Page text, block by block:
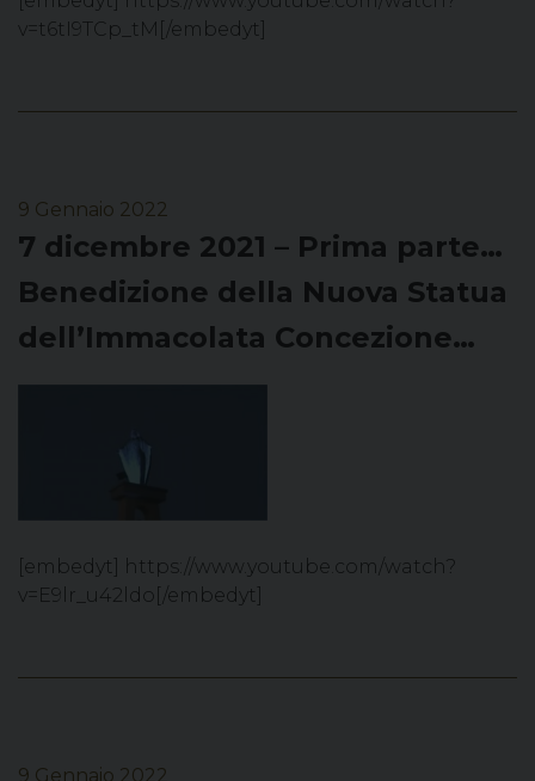
v=t6tI9TCp_tM[/embedyt]
9 Gennaio 2022
7 dicembre 2021 – Prima parte…
Benedizione della Nuova Statua
dell’Immacolata Concezione…
[embedyt] https://www.youtube.com/watch?
v=E9lr_u42ldo[/embedyt]
9 Gennaio 2022